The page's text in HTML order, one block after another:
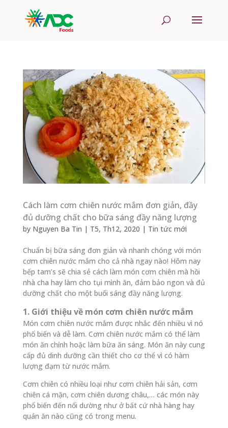
Cách làm cơm chiên nước mắm đơn giản, đầy
đủ dưỡng chất cho bữa sáng đầy năng lượng
by Nguyen Ba Tin | T5, Th12, 2020 | Tin tức mới
Chuẩn bị bữa sáng đơn giản và nhanh chóng với món
cơm chiên nước mắm cho cả nhà ngay nào! Hôm nay
bếp tam’s sẽ chia sẻ cách làm món cơm chiên mà hồi
nhà cha hay làm cho tụi mình ăn, đảm bảo ngon và đủ
dưỡng chất cho một buổi sáng đầy năng lượng.
1. Giới thiệu về món cơm chiên nước mắm
Món cơm chiên nước mắm được nhắc đến nhiều vì nó
phổ biến và dễ làm. Cơm chiên nước mắm có thể làm
món ăn chính hoặc làm bữa ăn sáng. Món ăn này cung
cấp đủ dinh dưỡng cần thiết cho cơ thể vì có hàm
lượng đạm từ nước mắm.
Cơm chiên có nhiều loại như cơm chiên hải sản, cơm
chiên cá mặn, cơm chiên dương châu,… các món này
phổ biến đến nổi dường như ở bất cứ nhà hàng hay
quán ăn nào cũng có trong menu.